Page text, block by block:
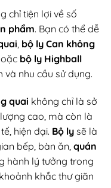
chỉ tiện lợi về số
phẩm. Bạn có thể dễ
, bộ ly Can không
bộ ly Highball
và nhu cầu sử dụng.
quai không chỉ là sở
cao, mà còn là
hiện đại. Bộ ly sẽ là
bếp, bàn ăn, quán
hành lý tưởng trong
khắc thư giãn